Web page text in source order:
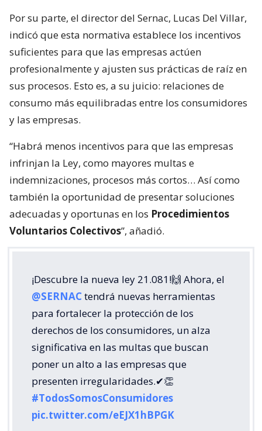
Por su parte, el director del Sernac, Lucas Del Villar,
indicó que esta normativa establece los incentivos
suficientes para que las empresas actúen
profesionalmente y ajusten sus prácticas de raíz en
sus procesos. Esto es, a su juicio: relaciones de
consumo más equilibradas entre los consumidores
y las empresas.
“Habrá menos incentivos para que las empresas
infrinjan la Ley, como mayores multas e
indemnizaciones, procesos más cortos… Así como
también la oportunidad de presentar soluciones
adecuadas y oportunas en los Procedimientos
Voluntarios Colectivos”, añadió.
¡Descubre la nueva ley 21.081!🙌 Ahora, el
@SERNACtendrá nuevas herramientas
para fortalecer la protección de los
derechos de los consumidores, un alza
significativa en las multas que buscan
poner un alto a las empresas que
presenten irregularidades.✔👏
#TodosSomosConsumidores
pic.twitter.com/eEJX1hBPGK